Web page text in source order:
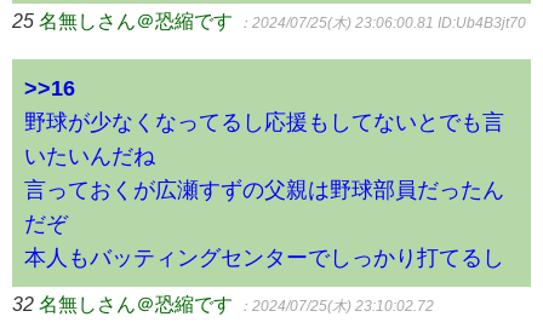
25 名無しさん＠恐縮です ：2024/07/25(木) 23:06:00.81 ID:Ub4B3jt70
>>16
野球が少なくなってるし応援もしてないとでも言
いたいんだね
言っておくが広瀬すずの父親は野球部員だったん
だぞ
本人もバッティングセンターでしっかり打てるし
32 名無しさん＠恐縮です ：2024/07/25(木) 23:10:02.72